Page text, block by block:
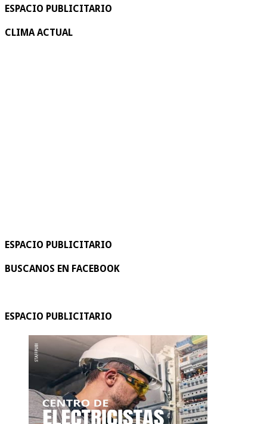
ESPACIO PUBLICITARIO
CLIMA ACTUAL
ESPACIO PUBLICITARIO
BUSCANOS EN FACEBOOK
ESPACIO PUBLICITARIO